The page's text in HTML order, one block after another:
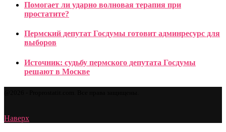
Помогает ли ударно волновая терапия при
простатите?
Пермский депутат Госдумы готовит админресурс для
выборов
Источник: судьбу пермского депутата Госдумы
решают в Москве
Наверх